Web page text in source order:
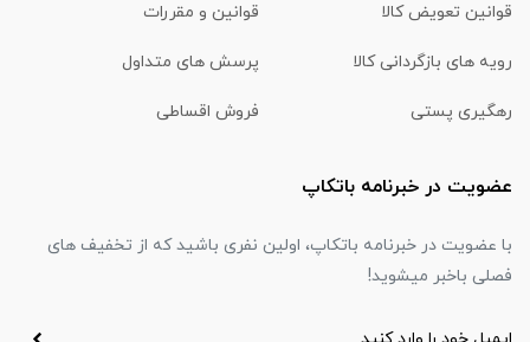
قوانین تعویض کالا قوانین و مقررات
رویه های بازگردانی کالا پرسش های متداول
رهگیری پستی فروش اقساطی
عضویت در خبرنامه باتکاپ
با عضویت در خبرنامه باتکاپ، اولین نفری باشید که از تخفیف های
فصلی باخبر میشوید!